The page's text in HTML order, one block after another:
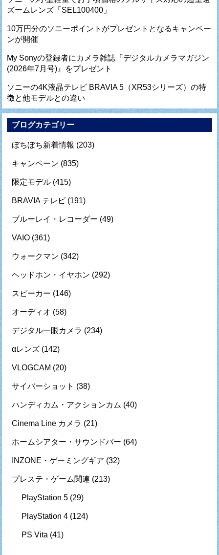
ズームレンズ「SEL100400」
10万円分のソニーポイントがプレゼントとなるキャンペー
ンが開催
My Sonyの登録者にカメラ雑誌『デジタルカメラマガジン
(2026年7月号)』をプレゼント
ソニーの4K液晶テレビ BRAVIA 5（XR53シリーズ）の特
徴と他モデルとの違い
ブログカテゴリー
ぼちぼち新着情報 (203)
キャンペーン (835)
限定モデル (415)
BRAVIA テレビ (191)
ブルーレイ・レコーダー (49)
VAIO (361)
ウォークマン (342)
ヘッドホン・イヤホン (292)
スピーカー (146)
オーディオ (58)
デジタル一眼カメラ (234)
αレンズ (142)
VLOGCAM (20)
サイバーショット (38)
ハンディカム・アクションカム (40)
Cinema Line カメラ (21)
ホームシアター・サウンドバー (64)
INZONE・ゲーミングギア (32)
プレステ・ゲーム関連 (213)
PlayStation 5 (29)
PlayStation 4 (124)
PS Vita (41)